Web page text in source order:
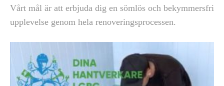
Vårt mål är att erbjuda dig en sömlös och bekymmersfri
upplevelse genom hela renoveringsprocessen.